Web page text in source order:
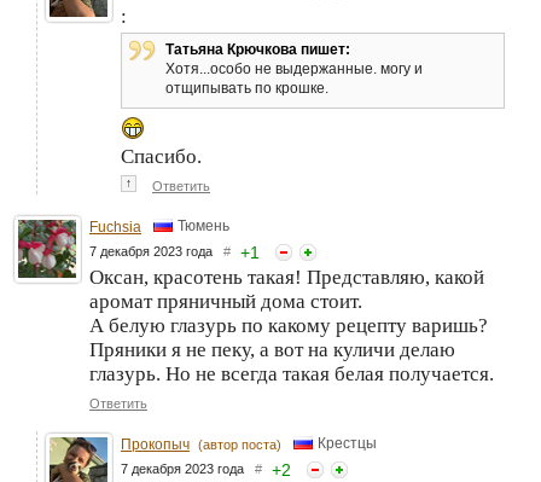
:
Татьяна Крючкова пишет:
Хотя...особо не выдержанные. могу и
отщипывать по крошке.
Спасибо.
↑ Ответить
Fuchsia Тюмень
7 декабря 2023 года # +1
Оксан, красотень такая! Представляю, какой
аромат пряничный дома стоит.
А белую глазурь по какому рецепту варишь?
Пряники я не пеку, а вот на куличи делаю
глазурь. Но не всегда такая белая получается.
Ответить
Прокопыч (автор поста) Крестцы
7 декабря 2023 года # +2